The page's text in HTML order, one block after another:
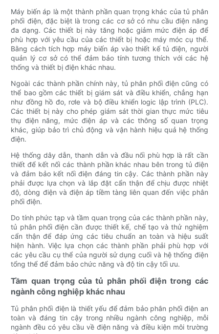
Máy biến áp là một thành phần quan trọng khác của tủ phân
phối điện, đặc biệt là trong các cơ sở có nhu cầu điện năng
đa dạng. Các thiết bị này tăng hoặc giảm mức điện áp để
phù hợp với yêu cầu của các thiết bị hoặc máy móc cụ thể.
Bằng cách tích hợp máy biến áp vào thiết kế tủ điện, người
quản lý cơ sở có thể đảm bảo tính tương thích với các hệ
thống và thiết bị điện khác nhau.
Ngoài các thành phần chính này, tủ phân phối điện cũng có
thể bao gồm các thiết bị giám sát và điều khiển, chẳng hạn
như đồng hồ đo, rơle và bộ điều khiển logic lập trình (PLC).
Các thiết bị này cho phép giám sát thời gian thực mức tiêu
thụ điện năng, mức điện áp và các thông số quan trọng
khác, giúp bảo trì chủ động và vận hành hiệu quả hệ thống
điện.
Hệ thống dây dẫn, thanh dẫn và đầu nối phù hợp là rất cần
thiết để kết nối các thành phần khác nhau bên trong tủ điện
và đảm bảo kết nối điện đáng tin cậy. Các thành phần này
phải được lựa chọn và lắp đặt cẩn thận để chịu được nhiệt
độ, dòng điện và điện áp tiềm tàng liên quan đến việc phân
phối điện.
Do tính phức tạp và tầm quan trọng của các thành phần này,
tủ phân phối điện cần được thiết kế, chế tạo và thử nghiệm
cẩn thận để đáp ứng các tiêu chuẩn an toàn và hiệu suất
hiện hành. Việc lựa chọn các thành phần phải phù hợp với
các yêu cầu cụ thể của người sử dụng cuối và hệ thống điện
tổng thể để đảm bảo chức năng và độ tin cậy tối ưu.
Tầm quan trọng của tủ phân phối điện trong các
ngành công nghiệp khác nhau
Tủ phân phối điện là thiết yếu để đảm bảo phân phối điện an
toàn và đáng tin cậy trong nhiều ngành công nghiệp, mỗi
ngành đều có yêu cầu về điện năng và điều kiện môi trường